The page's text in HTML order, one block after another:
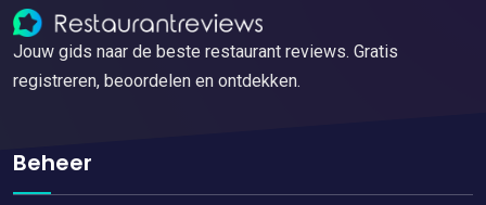
Jouw gids naar de beste restaurant reviews. Gratis
registreren, beoordelen en ontdekken.
Beheer